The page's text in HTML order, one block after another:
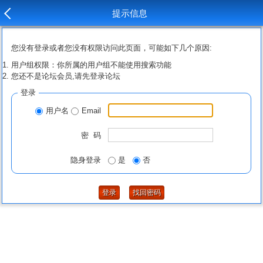
提示信息
您没有登录或者您没有权限访问此页面，可能如下几个原因:
用户组权限：你所属的用户组不能使用搜索功能
您还不是论坛会员,请先登录论坛
登录
用户名 Email
密 码
隐身登录 是 否